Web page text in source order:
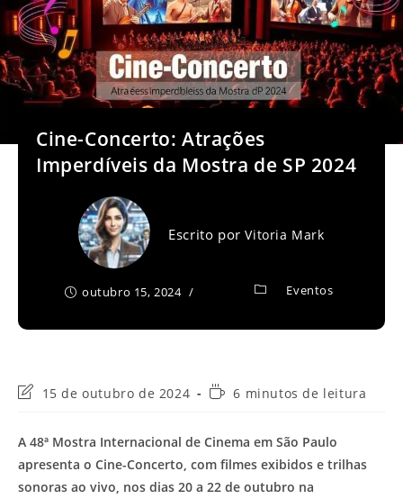
Cine-Concerto: Atrações
Imperdíveis da Mostra de SP 2024
Escrito porVitoria Mark
outubro 15, 2024 Eventos
Última
post:
15 de outubro de 2024
Tempo6 minutos de leitura
A 48ª Mostra Internacional de Cinema em São Paulo
apresenta o Cine-Concerto, com filmes exibidos e trilhas
sonoras ao vivo, nos dias 20 a 22 de outubro na